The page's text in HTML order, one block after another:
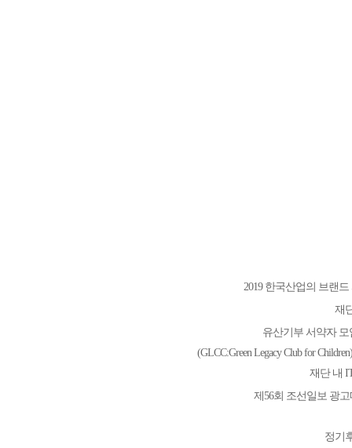
2019 한국산업의 브랜
재
유산기부 서약자
(GLCC:Green Legacy Club for
재단 내
제56회 조선일보 광
정기